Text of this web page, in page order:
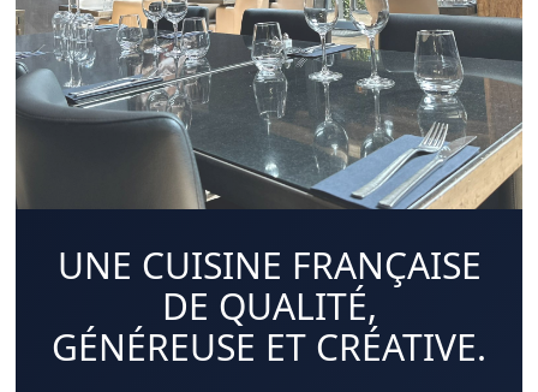
UNE CUISINE FRANÇAISE
DE QUALITÉ,
GÉNÉREUSE ET CRÉATIVE.